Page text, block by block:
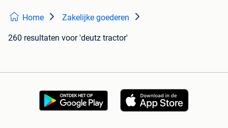
Home Zakelijke goederen
260 resultaten voor 'deutz tractor'